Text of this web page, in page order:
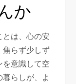
か
とは、心の安
焦らず少しず
を意識して空
らしが、よ